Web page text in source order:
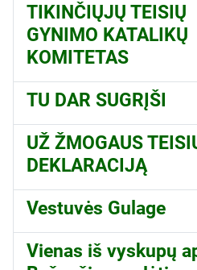
TIKINČIŲJŲ TEISIŲ
GYNIMO KATALIKŲ
KOMITETAS
TU DAR SUGRĮŠI
UŽ ŽMOGAUS
DEKLARACIJĄ
Vestuvės Gulage
Vienas iš vyskupų